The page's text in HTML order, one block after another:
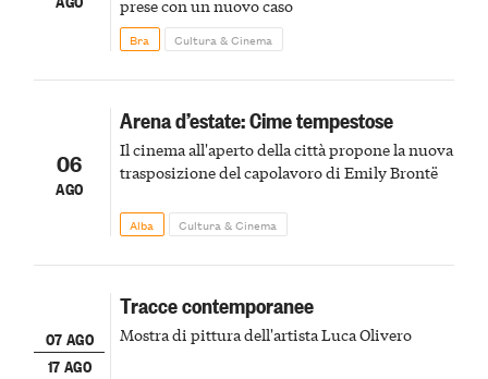
prese con un nuovo caso
Bra Cultura & Cinema
06
AGO
Arena d’estate: Cime tempestose
Il cinema all'aperto della città propone la nuova
trasposizione del capolavoro di Emily Brontë
Alba Cultura & Cinema
07 AGO
17 AGO
Tracce contemporanee
Mostra di pittura dell'artista Luca Olivero